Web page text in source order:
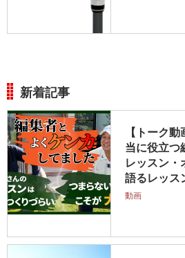
新着記事
【トーク
当に役立つ
レッスン・
語るレッス
動画